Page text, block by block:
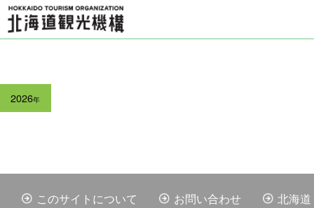
2026年
このサイトについて お問い合わせ
北海道